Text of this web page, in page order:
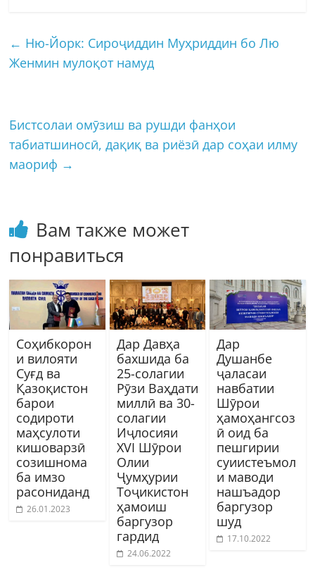
← Ню-Йорк: Сироҷиддин Муҳриддин бо Лю
Женмин мулоқот намуд
Бистсолаи омӯзиш ва рушди фанҳои
табиатшиносӣ, дақиқ ва риёзӣ дар соҳаи илму
маориф →
Вам также может
понравиться
Соҳибкорон
и вилояти
Суғд ва
Қазоқистон
барои
содироти
маҳсулоти
кишоварзӣ
созишнома
ба имзо
расониданд
26.01.2023
Дар Давҳа
бахшида ба
25-солагии
Рӯзи Ваҳдати
миллӣ ва 30-
солагии
Иҷлосияи
XVI Шӯрои
Олии
Ҷумҳурии
Тоҷикистон
ҳамоиш
баргузор
гардид
24.06.2022
Дар
Душанбе
ҷаласаи
навбатии
Шӯрои
ҳамоҳангсоз
ӣ оид ба
пешгирии
суиистеъмол
и маводи
нашъадор
баргузор
шуд
17.10.2022